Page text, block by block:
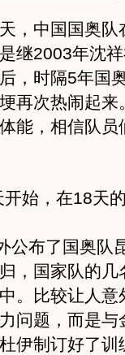
中国国奥队
继2003年沈
，时隔5年国
再次热闹起来
能，相信队员
始，在18天
布了国奥队
，国家队的几
。比较让人意
问题，而是与
伊制订好了训